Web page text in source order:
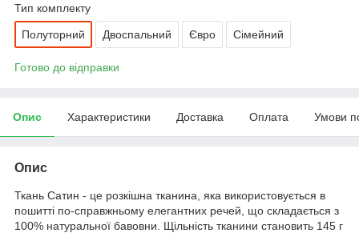
Тип комплекту
Полуторний Двоспальний Євро Сімейний
Готово до відправки
Опис Характеристики Доставка Оплата Умови
Опис
Ткань Сатин - це розкішна тканина, яка використовується в
пошитті по-справжньому елегантних речей, що складається з
100% натуральної бавовни. Щільність тканини становить 145 г